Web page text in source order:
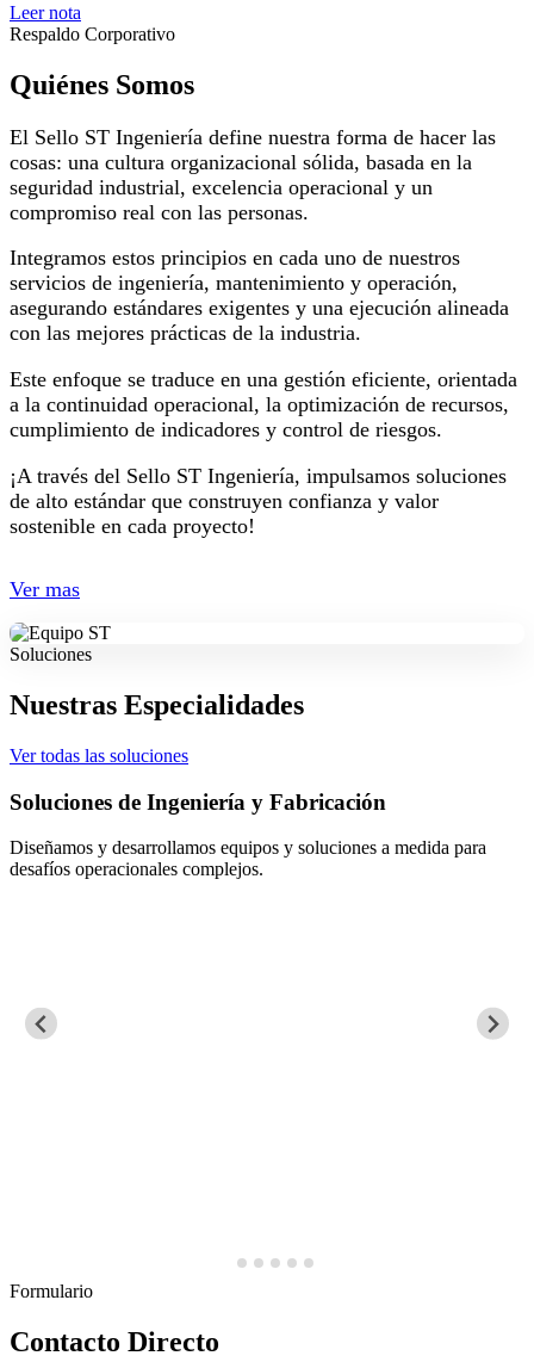
Leer nota
Respaldo Corporativo
Quiénes Somos
El Sello ST Ingeniería define nuestra forma de hacer las
cosas: una cultura organizacional sólida, basada en la
seguridad industrial, excelencia operacional y un
compromiso real con las personas.
Integramos estos principios en cada uno de nuestros
servicios de ingeniería, mantenimiento y operación,
asegurando estándares exigentes y una ejecución alineada
con las mejores prácticas de la industria.
Este enfoque se traduce en una gestión eficiente, orientada
a la continuidad operacional, la optimización de recursos,
cumplimiento de indicadores y control de riesgos.
¡A través del Sello ST Ingeniería, impulsamos soluciones
de alto estándar que construyen confianza y valor
sostenible en cada proyecto!
Ver mas
Soluciones
Nuestras Especialidades
Ver todas las soluciones
Soluciones de Ingeniería y Fabricación
Diseñamos y desarrollamos equipos y soluciones a medida para
desafíos operacionales complejos.
Formulario
Contacto Directo